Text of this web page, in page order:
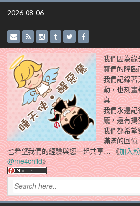
Skip
2026-08-06
我們因為緣
寶們的降臨
我們記錄著
動，也刻畫
真
我們永遠記
龐，還有搗
我們都希望
滿滿的回憶
也希望我們的經驗與您一起共享… 《加入
@me4child》